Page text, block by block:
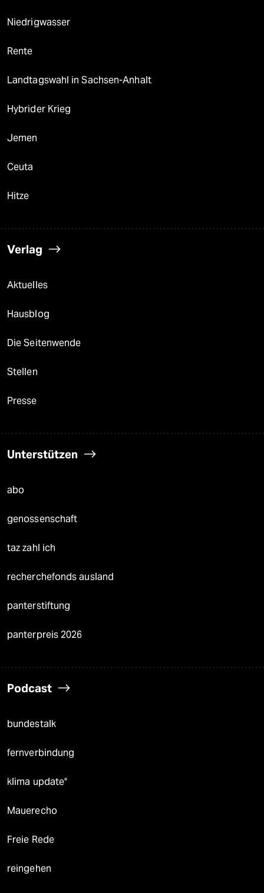
Niedrigwasser
Rente
Landtagswahl in Sachsen-Anhalt
Hybrider Krieg
Jemen
Ceuta
Hitze
Verlag
Aktuelles
Hausblog
Die Seitenwende
Stellen
Presse
Unterstützen
abo
genossenschaft
taz zahl ich
recherchefonds ausland
panterstiftung
panterpreis 2026
Podcast
bundestalk
fernverbindung
klima update°
Mauerecho
Freie Rede
reingehen